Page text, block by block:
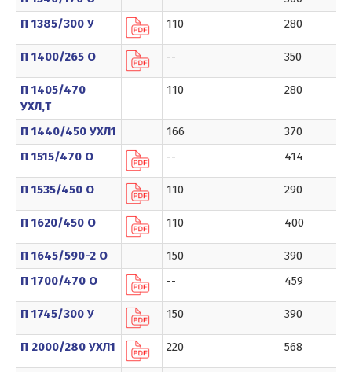
П 1385/300 У
110 280
П 1400/265 О -- 350
П 1405/470
УХЛ,Т
110 280
П 1440/450 УХЛ1 166 370
П 1515/470 О
-- 414
П 1535/450 О 110 290
П 1620/450 О 110 400
П 1645/590-2 О 150 390
П 1700/470 О
-- 459
П 1745/300 У 150 390
П 2000/280 УХЛ1 220 568